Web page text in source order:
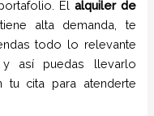
El alquiler de
tiene alta demanda, te
todo lo relevante
así puedas llevarlo
tu cita para atenderte